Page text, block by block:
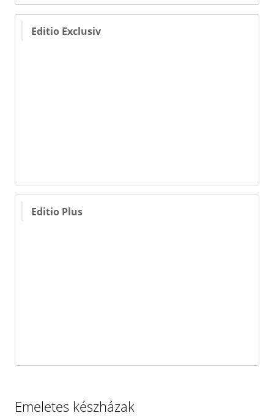
Editio Exclusiv
Editio Plus
Emeletes készházak